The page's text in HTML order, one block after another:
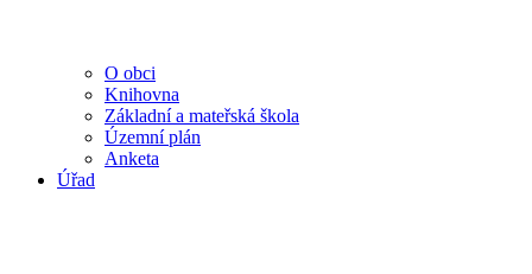
O obci
Knihovna
Základní a mateřská škola
Územní plán
Anketa
Úřad